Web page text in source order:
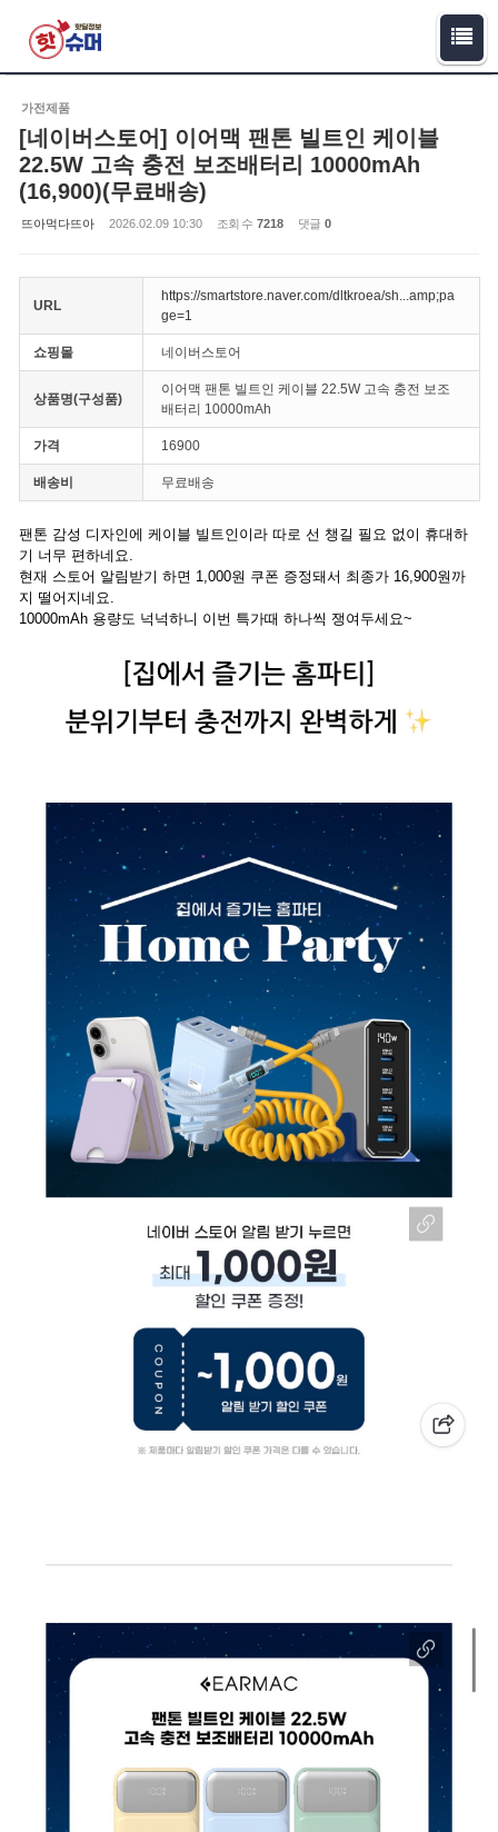
가전제품
[네이버스토어] 이어맥 팬톤 빌트인 케이블
22.5W 고속 충전 보조배터리 10000mAh
(16,900)(무료배송)
뜨아먹다뜨아 2026.02.09 10:30 조회 수 7218 댓글 0
URL
https://smartstore.naver.com/dltkroea/sh...amp;pa
ge=1
쇼핑몰 네이버스토어
상품명(구성품)
이어맥 팬톤 빌트인 케이블 22.5W 고속 충전 보조
배터리 10000mAh
가격 16900
배송비 무료배송
팬톤 감성 디자인에 케이블 빌트인이라 따로 선 챙길 필요 없이 휴대하
기 너무 편하네요.
현재 스토어 알림받기 하면 1,000원 쿠폰 증정돼서 최종가 16,900원까
지 떨어지네요.
10000mAh 용량도 넉넉하니 이번 특가때 하나씩 쟁여두세요~